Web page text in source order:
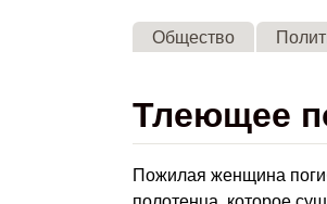
Общество
Тлеющее
Пожилая женщина